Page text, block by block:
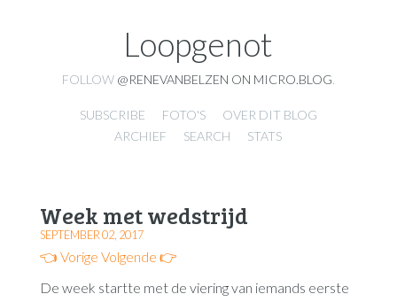
Loopgenot
FOLLOW @RENEVANBELZEN ON MICRO.BLOG
SUBSCRIBE FOTO'S
OVER DIT BLOG
ARCHIEF
SEARCH STATS
Week met wedstrijd
SEPTEMBER 02, 2017
👈 Vorige Volgende 👉
De week startte met de viering van iemands eerste